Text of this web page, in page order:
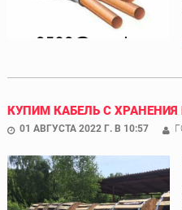
КУПИМ КАБЕЛЬ С
01 АВГУСТА 2022 Г. В 10:57